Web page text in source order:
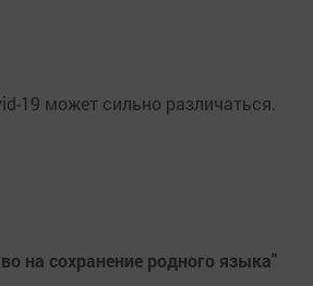
19 может сильно различаться.
на сохранение родного языка"